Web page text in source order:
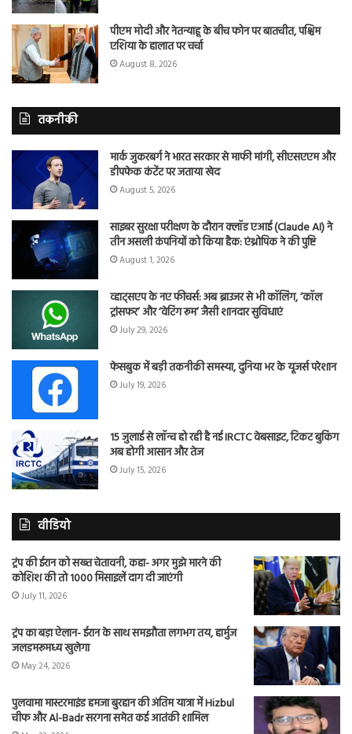
पीएम मोदी और नेतन्याहू के बीच फोन पर बातचीत, पश्चिम
एशिया के हालात पर चर्चा
August 8, 2026
तकनीकी
मार्क जुकरबर्ग ने भारत सरकार से माफी मांगी, सीएसएएम और
डीपफेक कंटेंट पर जताया खेद
August 5, 2026
साइबर सुरक्षा परीक्षण के दौरान क्लॉड एआई (Claude AI) ने
तीन असली कंपनियों को किया हैक: एंथ्रोपिक ने की पुष्टि
August 1, 2026
व्हाट्सएप के नए फीचर्स: अब ब्राउजर से भी कॉलिंग, ‘कॉल
ट्रांसफर’ और ‘वेटिंग रूम’ जैसी शानदार सुविधाएं
July 29, 2026
फेसबुक में बड़ी तकनीकी समस्या, दुनिया भर के यूजर्स परेशान
July 19, 2026
15 जुलाई से लॉन्च हो रही है नई IRCTC वेबसाइट, टिकट बुकिंग
अब होगी आसान और तेज
July 15, 2026
वीडियो
ट्रंप की ईरान को सख्त चेतावनी, कहा- अगर मुझे मारने की
कोशिश की तो 1000 मिसाइलें दाग दी जाएंगी
July 11, 2026
ट्रंप का बड़ा ऐलान- ईरान के साथ समझौता लगभग तय, हार्मुज
जलडमरूमध्य खुलेगा
May 24, 2026
पुलवामा मास्टरमाइंड हमजा बुरहान की अंतिम यात्रा में Hizbul
चीफ और Al-Badr सरगना समेत कई आतंकी शामिल